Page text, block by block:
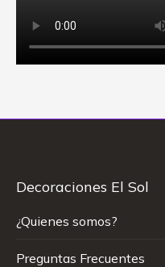
Decoraciones El Sol
¿Quienes somos?
Preguntas Frecuentes